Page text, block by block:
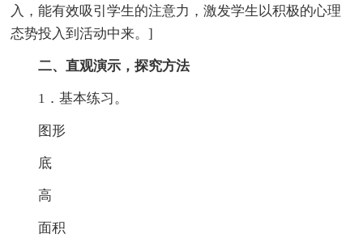
入，能有效吸引学生的注意力，激发学生以积极的心理
态势投入到活动中来。]
二、直观演示，探究方法
1．基本练习。
图形
底
高
面积